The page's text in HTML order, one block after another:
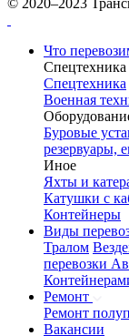
© 2020–2023
Что
Спецтехника
Спецтехника
Военная
Буровые
резервуары,
Иное
Яхты и
Катушки с
Контейнеры
Виды
Тралом
перевозки
Ремонт
Ремонт
Вакансии